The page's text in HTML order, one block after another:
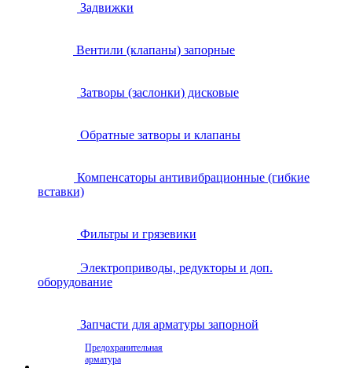
Задвижки
Вентили (клапаны) запорные
Затворы (заслонки) дисковые
Обратные затворы и клапаны
Компенсаторы антивибрационные (гибкие
вставки)
Фильтры и грязевики
Электроприводы, редукторы и доп.
оборудование
Запчасти для арматуры запорной
Предохранительная
арматура